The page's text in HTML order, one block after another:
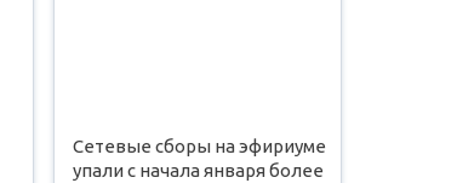
Сетевые сборы на эфириуме
упали с начала января более